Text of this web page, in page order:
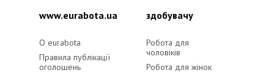
www.eurabota.ua
O eurabota
Правила публікації
оголошень
здобувачу
Робота для
чоловіків
Робота для жінок